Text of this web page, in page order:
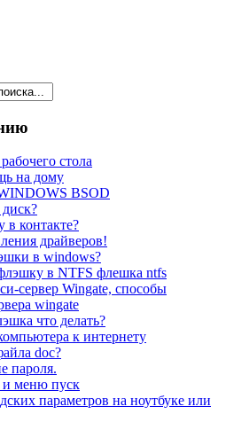
стола
на дому
BSOD
в контакте?
драйверов!
в windows?
в NTFS флешка ntfs
сервер Wingate, способы
wingate
что делать?
к интернету
doc?
пароля.
и меню пуск
параметров на ноутбуке или